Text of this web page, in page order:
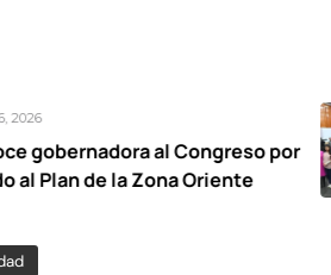
Congreso por
Oriente